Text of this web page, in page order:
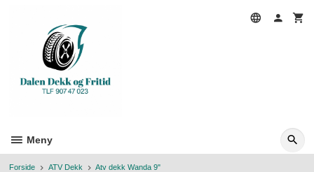
Meny
Forside ATV Dekk Atv dekk Wanda 9"